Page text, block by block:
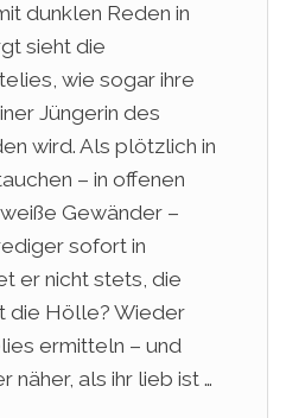
dunklen Reden in
sieht die
wie sogar ihre
Jüngerin des
wird. Als plötzlich in
– in offenen
Gewänder –
sofort in
er nicht stets, die
die Hölle? Wieder
ermitteln – und
als ihr lieb ist …